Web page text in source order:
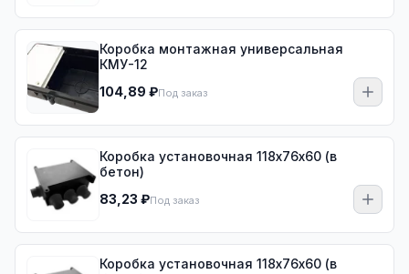
Коробка монтажная универсальная
КМУ-12
104,89 ₽Под заказ
Коробка установочная 118х76х60 (в
бетон)
83,23 ₽Под заказ
Коробка установочная 118х76х60 (в